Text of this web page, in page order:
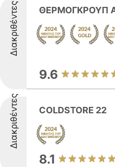
Διακριθέντες ΘΕΡΜΟΓΚΡΟΥΠ
9.6
Διακριθέντες COLDSTORE 22
8.1